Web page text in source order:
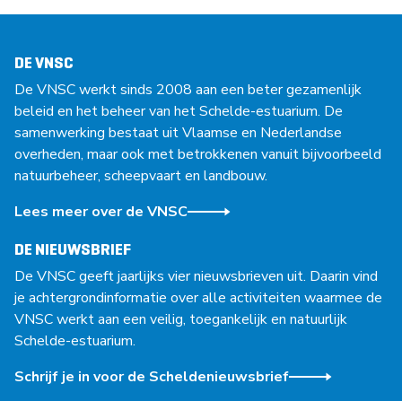
DE VNSC
De VNSC werkt sinds 2008 aan een beter gezamenlijk
beleid en het beheer van het Schelde-estuarium. De
samenwerking bestaat uit Vlaamse en Nederlandse
overheden, maar ook met betrokkenen vanuit bijvoorbeeld
natuurbeheer, scheepvaart en landbouw.
Lees meer over de VNSC
DE NIEUWSBRIEF
De VNSC geeft jaarlijks vier nieuwsbrieven uit. Daarin vind
je achtergrondinformatie over alle activiteiten waarmee de
VNSC werkt aan een veilig, toegankelijk en natuurlijk
Schelde-estuarium.
Schrijf je in voor de Scheldenieuwsbrief